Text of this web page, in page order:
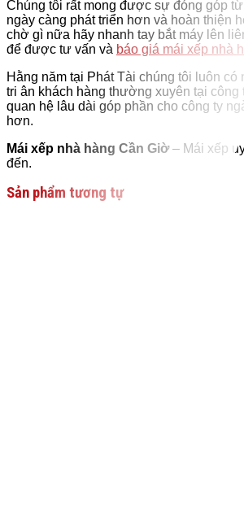
Chúng tôi rất mong được sự đóng góp
ngày càng phát triển hơn và hoàn thiện
chờ gì nữa hãy nhanh tay bắt máy lên
để được tư vấn và báo giá mái xếp nhà
Hằng năm tại Phát Tài chúng tôi luôn
tri ân khách hàng thường xuyên tại công
quan hệ lâu dài góp phần cho công ty
hơn.
Mái xếp nhà hàng Cần Giờ– Mái xếp
đến.
Sản phẩm tương tự